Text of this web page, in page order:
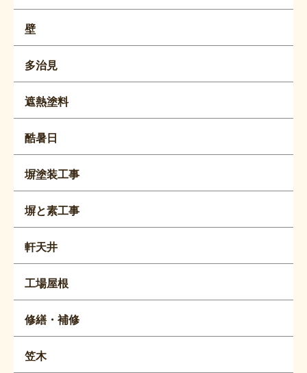
壁
多治見
遮熱塗料
酷暑日
塀塗装工事
塀と素工事
軒天井
工場屋根
修繕・補修
笠木